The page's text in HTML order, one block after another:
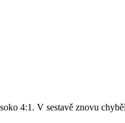
4:1. V sestavě znovu